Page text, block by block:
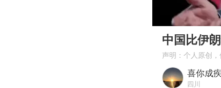
00:00
中国比伊
声明：个人原创
喜你成
四川